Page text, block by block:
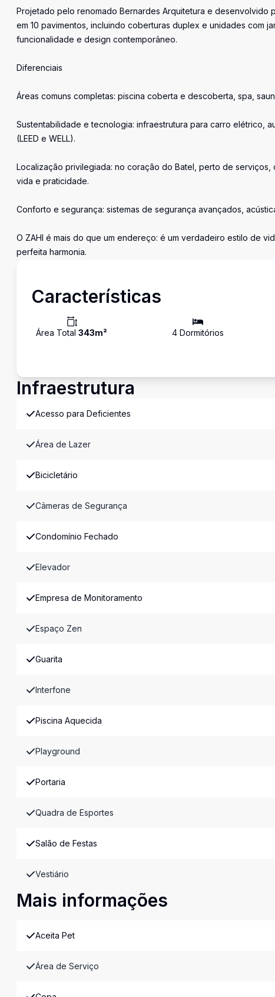
Projetado pelo renomado Bernardes Arquitetura e desenvolvido
em 10 pavimentos, incluindo coberturas duplex e unidades com
funcionalidade e design contemporâneo.
Diferenciais
Áreas comuns completas: piscina coberta e descoberta, spa,
Sustentabilidade e tecnologia: infraestrutura para carro elétrico,
(LEED e WELL).
Localização privilegiada: no coração do Batel, perto de
vida e praticidade.
Conforto e segurança: sistemas de segurança avançados,
O ZAHI é mais do que um endereço: é um verdadeiro estilo de
perfeita harmonia.
Características
Área Total 343m² 4 Dormitórios
Infraestrutura
Acesso para Deficientes
Área de Lazer
Bicicletário
Câmeras de Segurança
Condomínio Fechado
Elevador
Empresa de Monitoramento
Espaço Zen
Guarita
Interfone
Piscina Aquecida
Playground
Portaria
Quadra de Esportes
Salão de Festas
Vestiário
Mais informações
Aceita Pet
Área de Serviço